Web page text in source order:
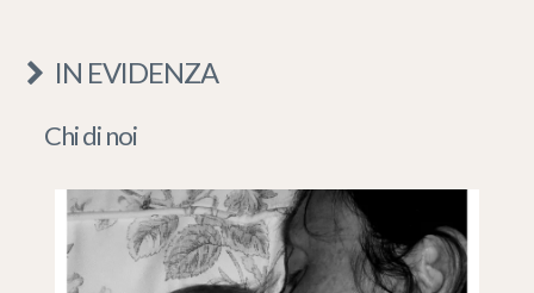
IN EVIDENZA
Chi di noi